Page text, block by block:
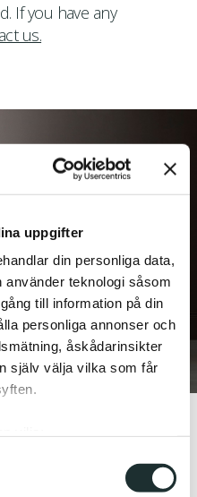
uppgifter
din personliga data,
teknologi såsom
till information på din
personliga annonser och
åskådarinsikter
själv välja vilka som får
på upp till flera meter
If you have any
us.